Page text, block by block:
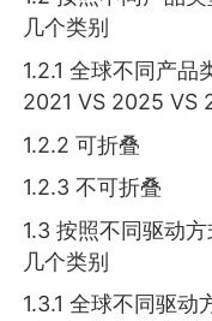
几个类别
1.2.1 全球不同产
2021 VS 2025 VS
1.2.2 可折叠
1.2.3 不可折叠
1.3 按照不同驱动
几个类别
1.3.1 全球不同驱